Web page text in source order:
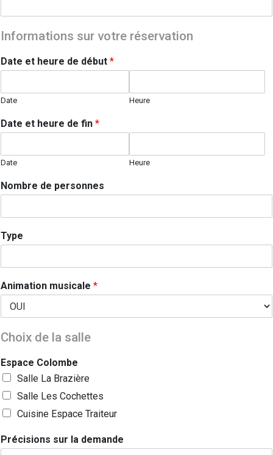
Informations sur votre réservation
Date et heure de début *
Date Heure
Date et heure de fin *
Date Heure
Nombre de personnes
Type
Animation musicale *
Choix de la salle
Espace Colombe
Salle La Brazière
Salle Les Cochettes
Cuisine Espace Traiteur
Précisions sur la demande